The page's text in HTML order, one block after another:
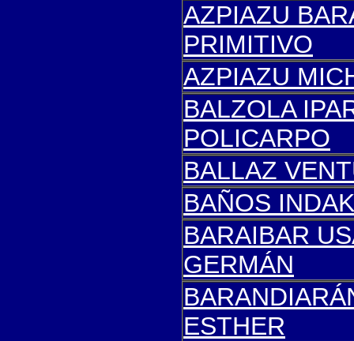
AZPIAZU
PRIMITIVO
AZPIAZU
BALZOLA
POLICARPO
BALLAZ
BAÑOS
BARAIBAR
GERMÁN
ESTHER